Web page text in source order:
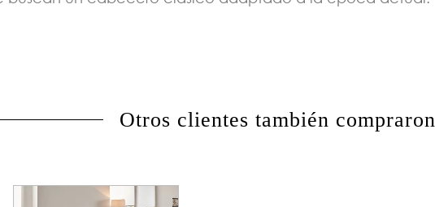
Otros clientes también compraron